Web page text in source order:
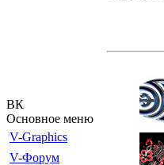
ВК
Основное меню
V-Graphics
V-Форум